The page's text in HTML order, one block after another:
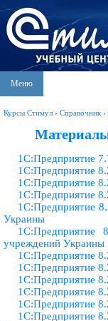
Меню
Курсы Стимул › Справочник ›
1С:Предприятие
1С:Предприятие
1С:Предприятие
1С:Предприятие
1С:Предприятие
Украины
1С:Предприятие
учреждений Украины
1С:Предприятие
1С:Предприятие
1С:Предприятие
1С:Предприятие
1С:Предприятие
1С:Предприятие